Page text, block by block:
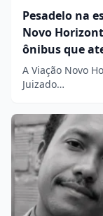
Pesadelo na
Novo
ônibus que
A Viação Novo
Juizado…